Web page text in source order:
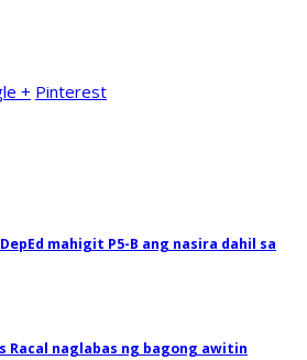
+ Pinterest
mahigit P5-B ang nasira dahil sa
Racal naglabas ng bagong awitin